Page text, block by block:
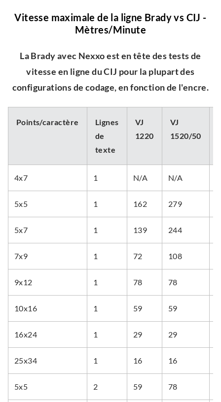
Vitesse maximale de la ligne Brady vs CIJ -
Mètres/Minute
La Brady avec Nexxo est en tête des tests de
vitesse en ligne du CIJ pour la plupart des
configurations de codage, en fonction de l'encre.
Points/caractère
Lignes
de
texte
VJ
1220
VJ
1520/50
4x7 1 N/A N/A
5x5 1 162 279
5x7 1 139 244
7x9 1 72 108
9x12 1 78 78
10x16 1 59 59
16x24 1 29 29
25x34 1 16 16
5x5 2 59 78